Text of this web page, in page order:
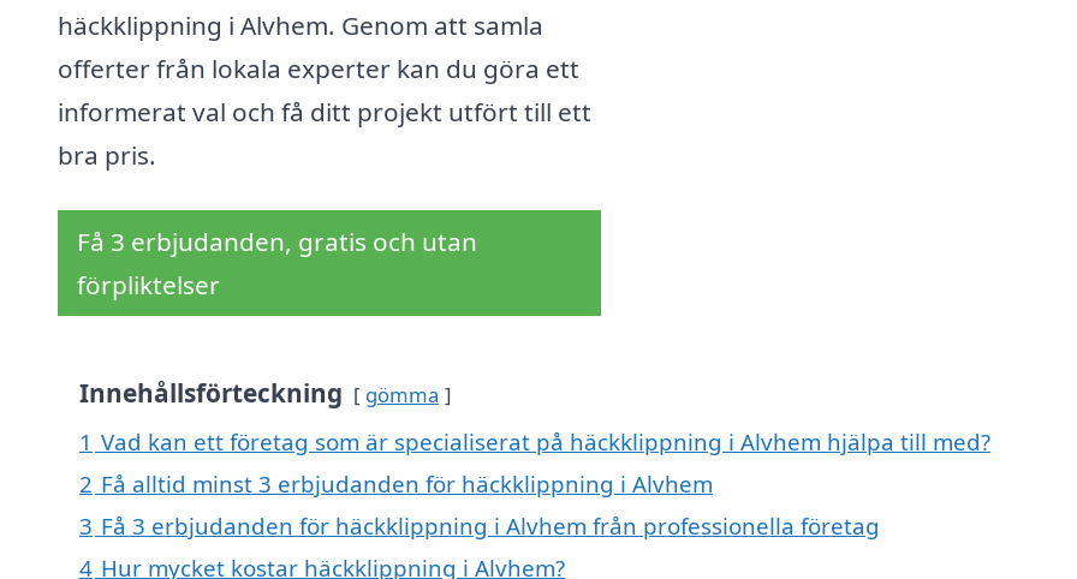
häckklippning i Alvhem. Genom att samla
offerter från lokala experter kan du göra ett
informerat val och få ditt projekt utfört till ett
bra pris.
Få 3 erbjudanden, gratis och utan
förpliktelser
Innehållsförteckning gömma
1 Vad kan ett företag som är specialiserat på häckklippning i Alvhem hjälpa till med?
2 Få alltid minst 3 erbjudanden för häckklippning i Alvhem
3 Få 3 erbjudanden för häckklippning i Alvhem från professionella företag
4 Hur mycket kostar häckklippning i Alvhem?